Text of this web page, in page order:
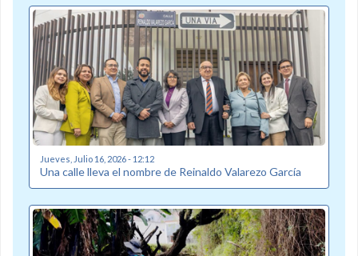
Jueves, Julio 16, 2026 - 12:12
Una calle lleva el nombre de Reinaldo Valarezo García